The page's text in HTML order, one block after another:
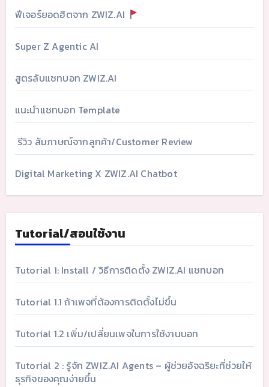
ฟีเจอร์ยอดฮิตจาก ZWIZ.AI
Super Z Agentic AI
สูตรลับแชทบอท ZWIZ.AI
แนะนำแชทบอท Template
รีวิว สัมภาษณ์จากลูกค้า/Customer Review
Digital Marketing X ZWIZ.AI Chatbot
Tutorial/สอนใช้งาน
Tutorial 1: Install / วิธีการติดตั้ง ZWIZ.AI แชทบอท
Tutorial 1.1 ถ้าเพจที่ต้องการติดตั้งไม่ขึ้น
Tutorial 1.2 เพิ่ม/เปลี่ยนเพจในการใช้งานบอท
Tutorial 2 : รู้จัก ZWIZ.AI Agents – ผู้ช่วยอัจฉริยะที่ช่วยให้
ธุรกิจของคุณง่ายขึ้น